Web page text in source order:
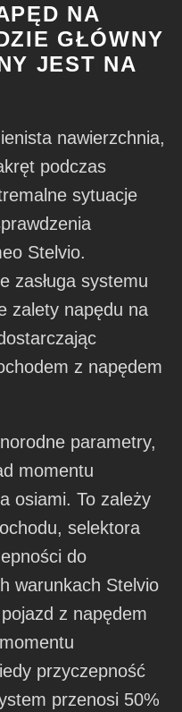
NA
GŁÓWNY
JEST NA
nawierzchnia,
podczas
sytuacje
Stelvio.
zasługa systemu
zalety napędu na
z napędem
parametry,
momentu
osiami. To zależy
selektora
do
warunkach Stelvio
z napędem
przyczepność
przenosi 50%